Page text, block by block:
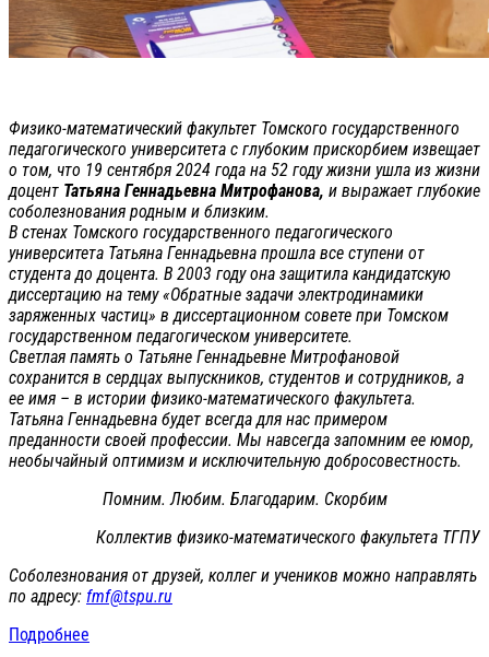
Физико-математический факультет Томского государственного
педагогического университета с глубоким прискорбием извещает
о том, что 19 сентября 2024 года на 52 году жизни ушла из жизни
доцент Татьяна Геннадьевна Митрофанова, и выражает глубокие
соболезнования родным и близким.
В стенах Томского государственного педагогического
университета Татьяна Геннадьевна прошла все ступени от
студента до доцента. В 2003 году она защитила кандидатскую
диссертацию на тему «Обратные задачи электродинамики
заряженных частиц» в диссертационном совете при Томском
государственном педагогическом университете.
Светлая память о Татьяне Геннадьевне Митрофановой
сохранится в сердцах выпускников, студентов и сотрудников, а
ее имя – в истории физико-математического факультета.
Татьяна Геннадьевна будет всегда для нас примером
преданности своей профессии. Мы навсегда запомним ее юмор,
необычайный оптимизм и исключительную добросовестность.
Помним. Любим. Благодарим. Скорбим
Коллектив физико-математического факультета ТГПУ
Соболезнования от друзей, коллег и учеников можно направлять
по адресу: fmf@tspu.ru
Подробнее